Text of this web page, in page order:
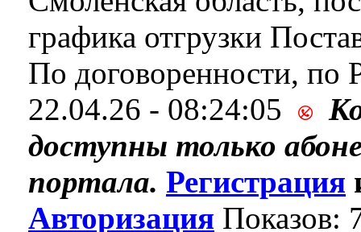
графика отгрузки
По договоренности, по
22.04.26 - 08:24:05
доступны только
портала. Регистрация
Авторизация Показов: